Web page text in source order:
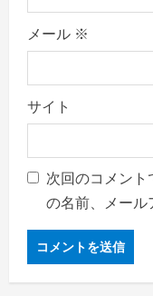
メール ※
サイト
次回のコメン
の名前、メール